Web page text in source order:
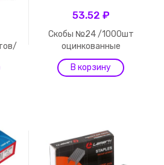
53.52 ₽
Скобы №24 /1000шт
оцинкованные